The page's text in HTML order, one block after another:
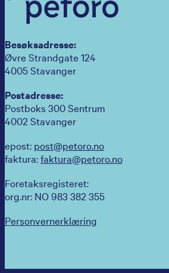
Besøksadresse:
Øvre Strandgate 124
4005 Stavanger
Postadresse:
Postboks 300 Sentrum
4002 Stavanger
epost: post@petoro.no
faktura:faktura@petoro.no
Foretaksregisteret:
org.nr: NO 983 382 355
Personvernerklæring